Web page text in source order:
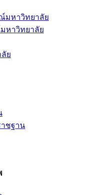
มหาวิทยาลัย
หาวิทยาลัย
ย
ชฐาน